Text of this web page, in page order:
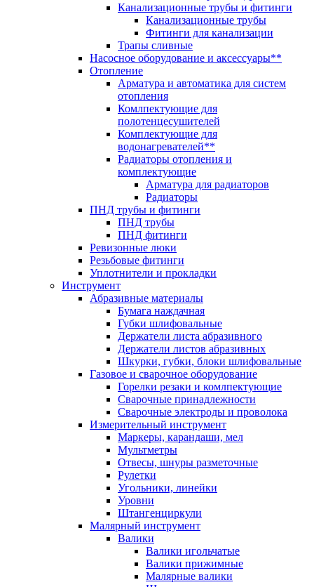
Канализационные трубы и фитинги
Канализационные трубы
Фитинги для канализации
Трапы сливные
Насосное оборудование и аксессуары**
Отопление
Арматура и автоматика для систем
отопления
Комлпектующие для
полотенцесушителей
Комплектующие для
водонагревателей**
Радиаторы отопления и
комплектующие
Арматура для радиаторов
Радиаторы
ПНД трубы и фитинги
ПНД трубы
ПНД фитинги
Ревизонные люки
Резьбовые фитинги
Уплотнители и прокладки
Инструмент
Абразивные материалы
Бумага наждачная
Губки шлифовальные
Держатели листа абразивного
Держатели листов абразивных
Шкурки, губки, блоки шлифовальные
Газовое и сварочное оборудование
Горелки резаки и комлпектующие
Сварочные принадлежности
Сварочные электроды и проволока
Измерительный инструмент
Маркеры, карандаши, мел
Мультметры
Отвесы, шнуры разметочные
Рулетки
Угольники, линейки
Уровни
Штангенциркули
Малярный инструмент
Валики
Валики игольчатые
Валики прижимные
Малярные валики